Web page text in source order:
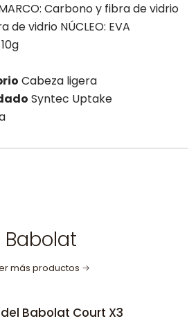
Carbono y fibra de vidrio
de vidrio NÚCLEO: EVA
Cabeza ligera
Syntec Uptake
Babolat
más productos
Babolat Court X3